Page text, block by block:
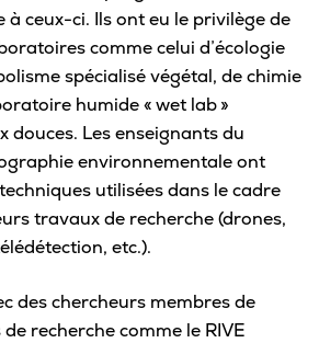
à ceux-ci. Ils ont eu le privilège de
comme celui d’écologie
spécialisé végétal, de chimie
humide « wet lab »
douces. Les enseignants du
environnementale ont
utilisées dans le cadre
travaux de recherche (drones,
etc.).
des chercheurs membres de
recherche comme le RIVE